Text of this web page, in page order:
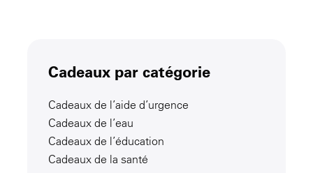
Cadeaux par catégorie
Cadeaux de l’aide d’urgence
Cadeaux de l’eau
Cadeaux de l’éducation
Cadeaux de la santé